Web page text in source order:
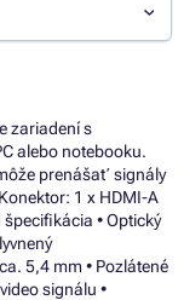
zariadení s
alebo notebooku.
prenášať signály
1 x HDMI-A
• Optický
5,4 mm • Pozlátené
signálu •